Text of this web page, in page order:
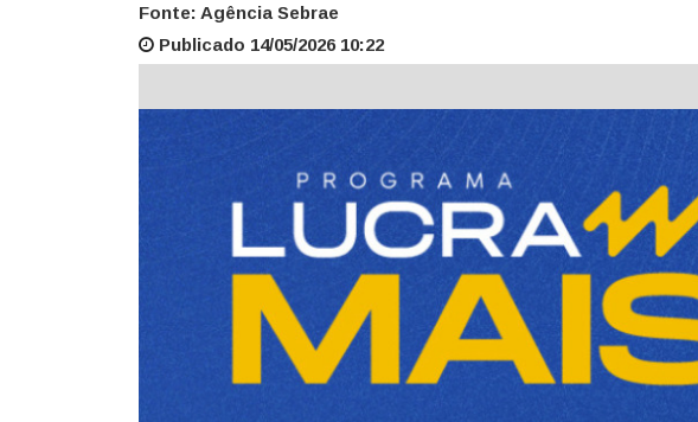
Fonte: Agência Sebrae
Publicado 14/05/2026 10:22